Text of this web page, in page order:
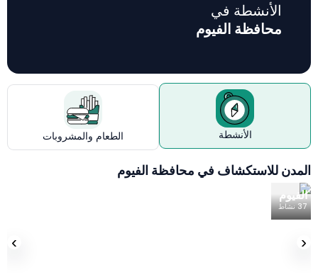
الأنشطة في
محافظة الفيوم
الأنشطة الطعام والمشروبات
المدن للاستكشاف في محافظة الفيوم
‹
الفيوم
37 نشاط
›